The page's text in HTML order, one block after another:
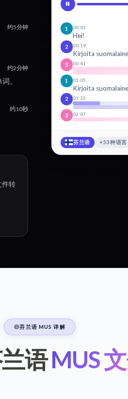
约5分钟
约2分钟
。
约10秒
件转
1 00:03
Hei!
2 00:19
Kirjoita
3 00:41
1 01:05
Kirjoita
2 01:32
3 02:07
芬兰语 +53 种语言
芬兰语 MUS 详解
语MUS